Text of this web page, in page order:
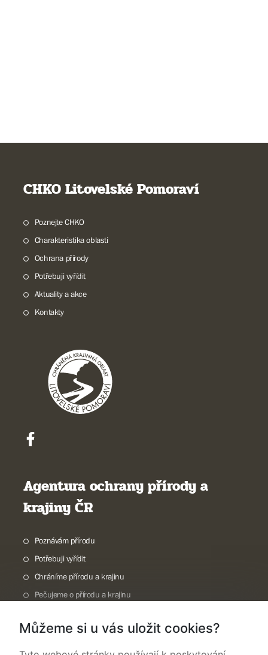
CHKO Litovelské Pomoraví
Poznejte CHKO
Charakteristika oblasti
Ochrana přírody
Potřebuji vyřídit
Aktuality a akce
Kontakty
Agentura ochrany přírody a
krajiny ČR
Poznávám přírodu
Potřebuji vyřídit
Chráníme přírodu a krajinu
Pečujeme o přírodu a krajinu
O nás
Můžeme si u vás uložit cookies?